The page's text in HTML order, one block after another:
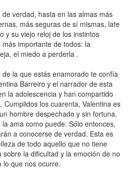
verdad, hasta en las almas más
más seguras de sí mismas, late
y su viejo reloj de los instintos
importante de todos: la
el miedo a perderla .
la que estás enamorado te confía
Barreiro y el narrador de esta
la adolescencia y han compartido
Cumplidos los cuarenta, Valentina es
hombre despechado y sin fortuna.
ama como puede. Sólo entonces,
a conocerse de verdad. Esta es
de todo aquello que no tiene
sobre la dificultad y la emoción de no
lo que nos ocurre.